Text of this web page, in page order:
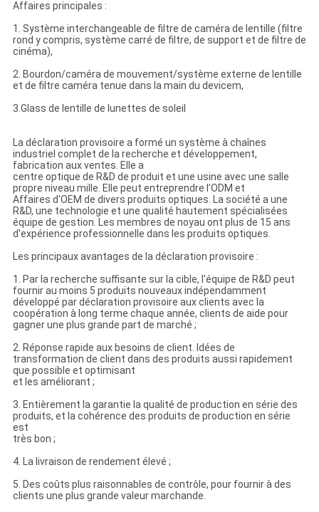
Affaires principales :
1. Système interchangeable de filtre de caméra de lentille (filtre
rond y compris, système carré de filtre, de support et de filtre de
cinéma),
2. Bourdon/caméra de mouvement/système externe de lentille
et de filtre caméra tenue dans la main du devicem,
3.Glass de lentille de lunettes de soleil
La déclaration provisoire a formé un système à chaînes
industriel complet de la recherche et développement,
fabrication aux ventes. Elle a
centre optique de R&D de produit et une usine avec une salle
propre niveau mille. Elle peut entreprendre l'ODM et
Affaires d'OEM de divers produits optiques. La société a une
R&D, une technologie et une qualité hautement spécialisées
équipe de gestion. Les membres de noyau ont plus de 15 ans
d'expérience professionnelle dans les produits optiques.
Les principaux avantages de la déclaration provisoire :
1. Par la recherche suffisante sur la cible, l'équipe de R&D peut
fournir au moins 5 produits nouveaux indépendamment
développé par déclaration provisoire aux clients avec la
coopération à long terme chaque année, clients de aide pour
gagner une plus grande part de marché ;
2. Réponse rapide aux besoins de client. Idées de
transformation de client dans des produits aussi rapidement
que possible et optimisant
et les améliorant ;
3. Entièrement la garantie la qualité de production en série des
produits, et la cohérence des produits de production en série
est
très bon ;
4. La livraison de rendement élevé ;
5. Des coûts plus raisonnables de contrôle, pour fournir à des
clients une plus grande valeur marchande.